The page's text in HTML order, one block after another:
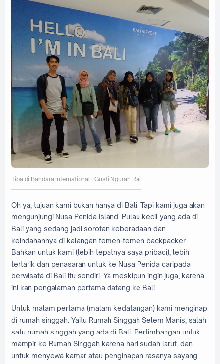
Tiba di Bandara International I Gusti Ngurah Rai
Oh ya, tujuan kami bukan hanya di Bali. Tapi kami juga akan
mengunjungi Nusa Penida Island. Pulau kecil yang ada di
Bali yang sedang jadi sorotan keberadaan dan
keindahannya di kalangan temen-temen backpacker.
Bahkan untuk kami (lebih tepatnya saya pribadi), lebih
tertarik dan penasaran untuk ke Nusa Penida daripada
berwisata di Bali itu sendiri. Ya meskipun ingin juga, karena
ini kan pengalaman pertama datang ke Bali.
Untuk malam pertama (malam kedatangan) kami menginap
di rumah singgah. Yaitu Rumah Singgah Selem Manis, salah
satu rumah singgah yang ada di Bali. Pertimbangan untuk
mampir ke Rumah Singgah karena hari sudah larut, dan
untuk menyewa kamar atau penginapan rasanya sayang.